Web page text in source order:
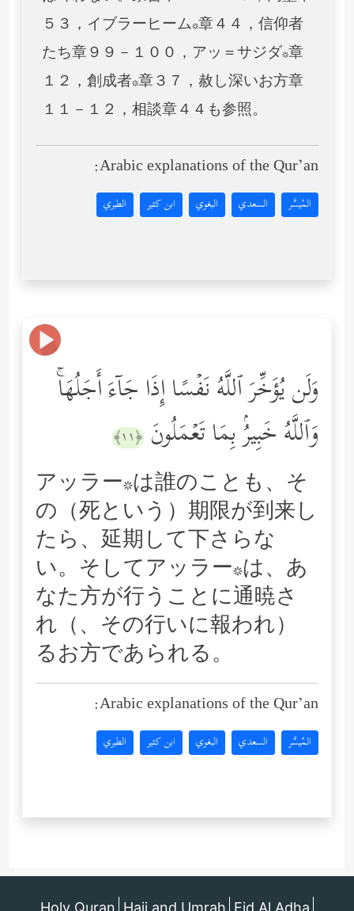
５３，イブラーヒーム*章４４，信仰者
たち章９９－１００，アッ＝サジダ*章
１２，創成者*章３７，赦し深いお方章
１１－１２，相談章４４も参照。
Arabic explanations of the Qur’an:
المُيسَّر السعدي البغوي ابن كثير الطبري
وَلَن یُؤَخِّرَ ٱللَّهُ نَفۡسًا إِذَا جَاۤءَ أَجَلُهَاۚ
وَٱللَّهُ خَبِیرُۢ بِمَا تَعۡمَلُونَ ﴿١١﴾
アッラー*は誰のことも、そ
の（死という）期限が到来し
たら、延期して下さらな
い。そしてアッラー*は、あ
なた方が行うことに通暁さ
れ（、その行いに報われ）
るお方であられる。
Arabic explanations of the Qur’an:
المُيسَّر السعدي البغوي ابن كثير الطبري
Holy Quran Hajj and Umrah Eid Al Adha